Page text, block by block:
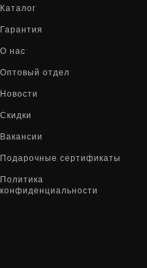
Каталог
Гарантия
О нас
Оптовый отдел
Новости
Скидки
Вакансии
Подарочные сертификаты
Политика
конфиденциальности